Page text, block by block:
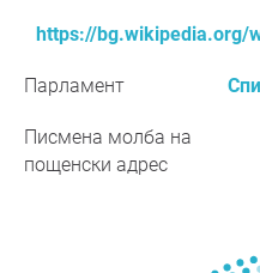
https://bg.wikipedia.org/
Парламент
Писмена молба на
пощенски адрес